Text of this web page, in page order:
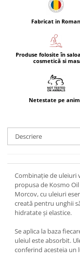
Fabricat in
Produse folosite în
cosmetică si
Netestate pe
Descriere
Combinație de
propusa de Kosmo
Morcov, cu uleiuri
creată pentru unghii
hidratate și elastice.
Se aplica la baza
uleiul este absorbit.
conferind acesteia un